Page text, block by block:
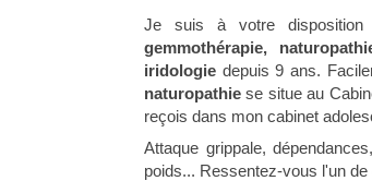
Je suis à votre disposition
gemmothérapie,
iridologie depuis 9 ans.
naturopathie se situe au
reçois dans mon cabinet
Attaque grippale,
poids... Ressentez-vous l'un